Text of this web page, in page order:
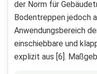
der Norm für
Bodentreppen jedoch
Anwendungsbereich
einschiebbare und
explizit aus [6].